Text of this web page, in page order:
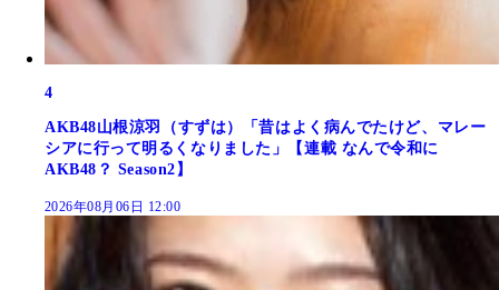
4
AKB48山根涼羽（すずは）「昔はよく病んでたけど、マレー
シアに行って明るくなりました」【連載 なんで令和に
AKB48？ Season2】
2026年08月06日 12:00